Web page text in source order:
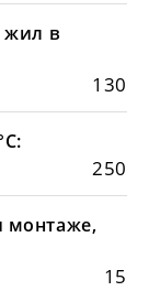
жил в
130
250
монтаже,
15